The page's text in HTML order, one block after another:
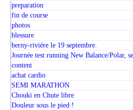
preparation
fin de course
photos
blessure
berny-riviére le 19 septembre.
Journée test running New Balance/Polar,
content
achat cardio
SEMI MARATHON
Chouki en Chute libre
Douleur sous le pied !